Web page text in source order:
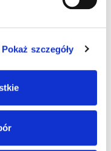
Pokaż szczegóły